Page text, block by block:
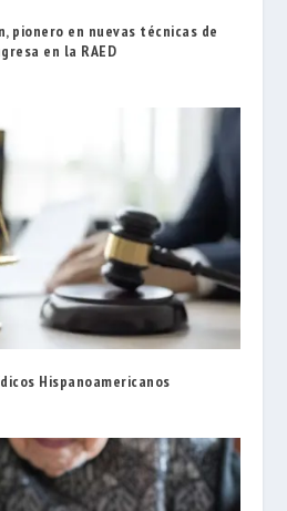
pionero en nuevas técnicas de
en la RAED
Hispanoamericanos